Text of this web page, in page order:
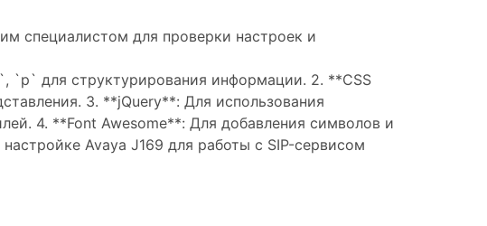
специалистом для проверки настроек и
`p` для структурирования информации. 2. **CSS
3. **jQuery**: Для использования
4. **Font Awesome**: Для добавления символов и
Avaya J169 для работы с SIP-сервисом